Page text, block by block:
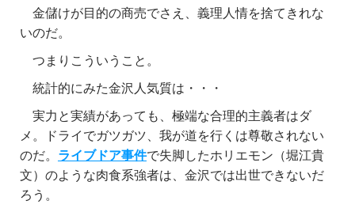
金儲けが目的の商売でさえ、義理人情を捨てきれな
いのだ。
つまりこういうこと。
統計的にみた金沢人気質は・・・
実力と実績があっても、極端な合理的主義者はダ
メ。ドライでガツガツ、我が道を行くは尊敬されない
のだ。 ライブドア事件で失脚したホリエモン（堀江貴
文）のような肉食系強者は、金沢では出世できないだ
ろう。